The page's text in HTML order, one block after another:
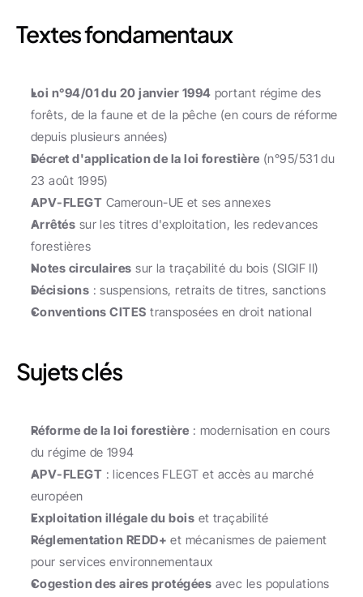
Textes fondamentaux
Loi n°94/01 du 20 janvier 1994 portant régime des
forêts, de la faune et de la pêche (en cours de réforme
depuis plusieurs années)
Décret d'application de la loi forestière (n°95/531 du
23 août 1995)
APV-FLEGT Cameroun-UE et ses annexes
Arrêtés sur les titres d'exploitation, les redevances
forestières
Notes circulaires sur la traçabilité du bois (SIGIF II)
Décisions : suspensions, retraits de titres, sanctions
Conventions CITES transposées en droit national
Sujets clés
Réforme de la loi forestière : modernisation en cours
du régime de 1994
APV-FLEGT : licences FLEGT et accès au marché
européen
Exploitation illégale du bois et traçabilité
Réglementation REDD+ et mécanismes de paiement
pour services environnementaux
Cogestion des aires protégées avec les populations